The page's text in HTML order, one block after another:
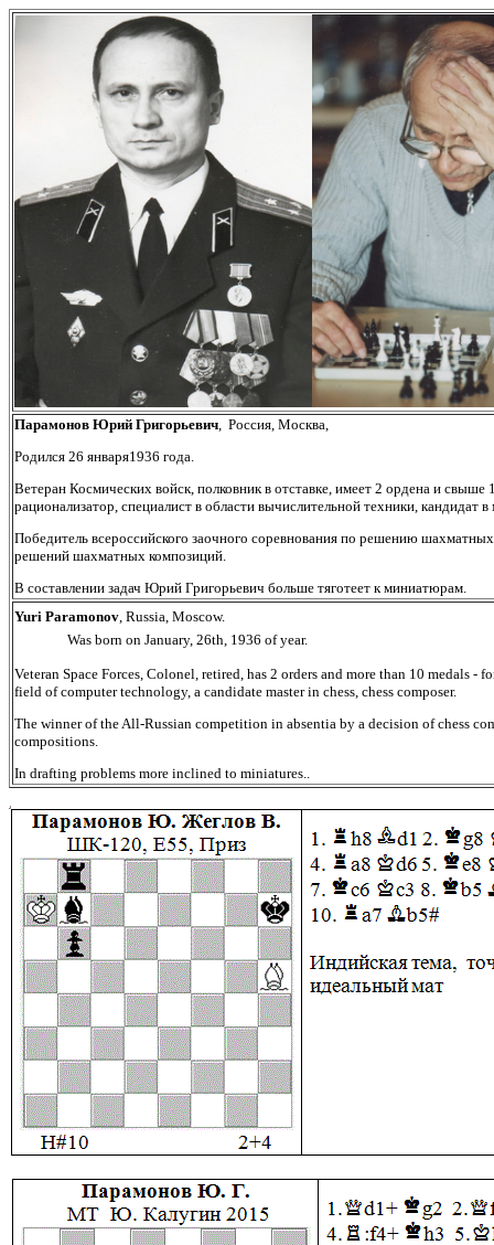
Парамонов Юрий Григорьевич, Россия, Москва,
Родился 26 января1936 года.
Ветеран Космических войск, полковник в отставке, имеет 2 ордена и
рационализатор, специалист в области вычислительной техники, кандидат
Победитель всероссийского заочного соревнования по решению
решений шахматных композиций.
В составлении задач Юрий Григорьевич больше тяготеет к миниатюрам.
Yuri Paramonov, Russia, Moscow.
		Was born on January, 26th, 1936 of year.
Veteran Space Forces, Colonel, retired, has 2 orders and more than 10 medals
field of computer technology, a candidate master in chess, chess composer.
The winner of the All-Russian competition in absentia by a decision of chess
compositions.
In drafting problems more inclined to miniatures..